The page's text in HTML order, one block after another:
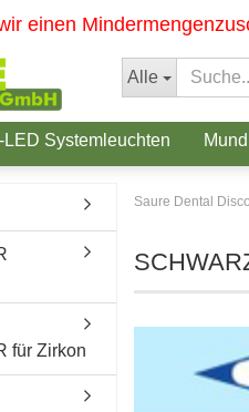
Alle
einen
Systemleuchten
Saure Dental
für Zirkon